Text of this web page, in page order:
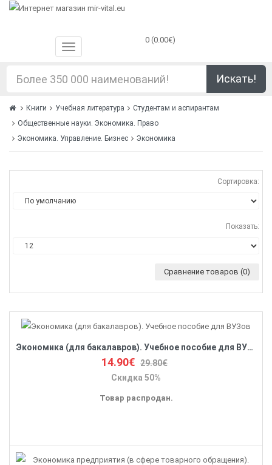
0 (0.00€)
Искать!
Книги Учебная литература
Студентам и аспирантам
Общественные науки. Экономика. Право
Экономика. Управление. Бизнес
Экономика
Сортировка:
Показать:
Сравнение товаров (0)
Экономика (для бакалавров). Учебное пособие для ВУЗов
14.90€ 29.80€
Скидка 50%
Товар распродан.